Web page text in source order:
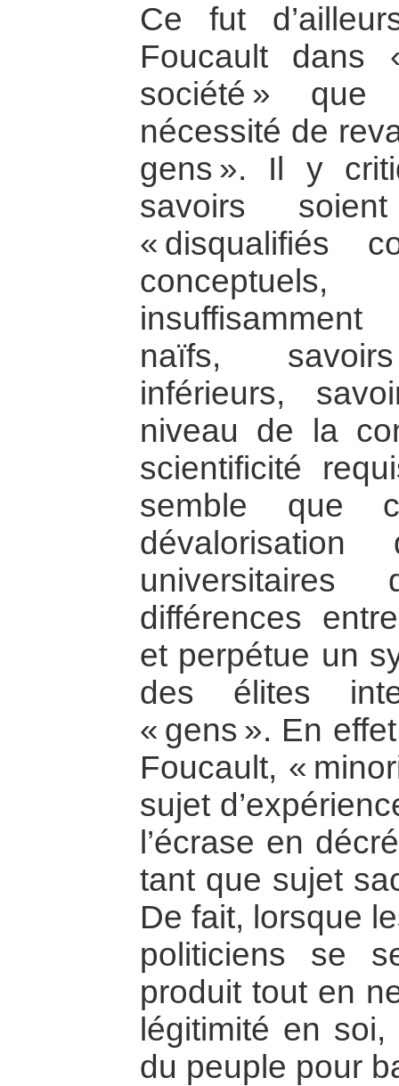
Ce fut
Foucault dans
société »
nécessité de
gens ». Il y
savoirs
« disqualifiés
naïfs, savoirs
inférieurs,
niveau de la
scientificité
semble que
différences
et perpétue un
des élites
« gens ». En
Foucault, «
sujet
l’écrase en
tant que sujet
De fait, lorsque
politiciens se
produit tout en
légitimité en
du peuple pour